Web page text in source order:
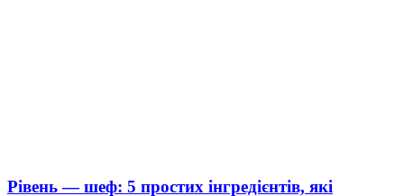
Рівень — шеф: 5 простих інгредієнтів, які